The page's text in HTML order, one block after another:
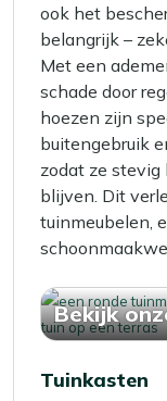
ook het
belangrijk –
Met een
schade door
hoezen zijn
buitengebruik
zodat ze
blijven. Dit
tuinmeubelen,
Bekijk
Tuinkasten